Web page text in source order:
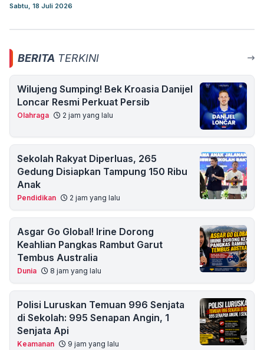
Sabtu, 18 Juli 2026
BERITA TERKINI
Wilujeng Sumping! Bek Kroasia Danijel
Loncar Resmi Perkuat Persib
Olahraga 2 jam yang lalu
Sekolah Rakyat Diperluas, 265
Gedung Disiapkan Tampung 150 Ribu
Anak
Pendidikan 2 jam yang lalu
Asgar Go Global! Irine Dorong
Keahlian Pangkas Rambut Garut
Tembus Australia
Dunia 8 jam yang lalu
Polisi Luruskan Temuan 996 Senjata
di Sekolah: 995 Senapan Angin, 1
Senjata Api
Keamanan 9 jam yang lalu